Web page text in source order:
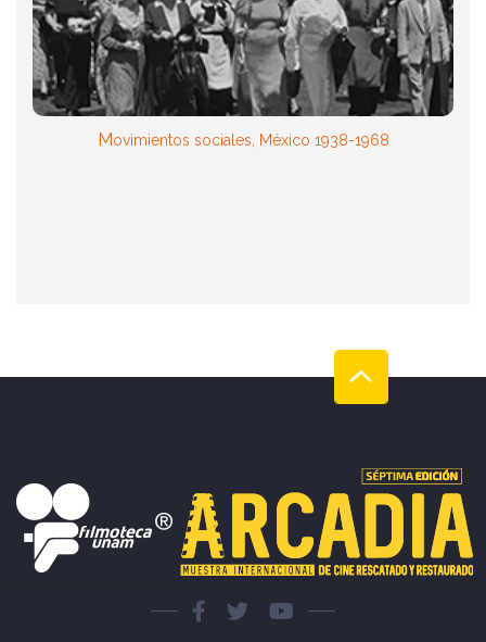
Más
Movimientos sociales, México 1938-1968